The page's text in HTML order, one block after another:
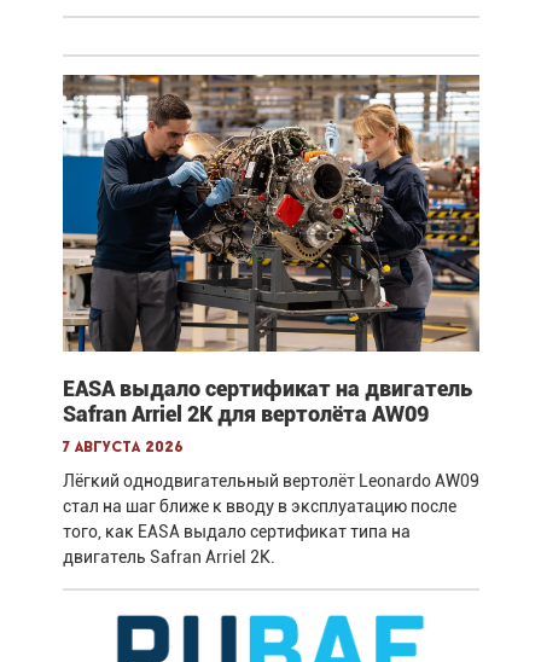
EASA выдало сертификат на двигатель
Safran Arriel 2K для вертолёта AW09
7 августа 2026
Лёгкий однодвигательный вертолёт Leonardo AW09
стал на шаг ближе к вводу в эксплуатацию после
того, как EASA выдало сертификат типа на
двигатель Safran Arriel 2K.